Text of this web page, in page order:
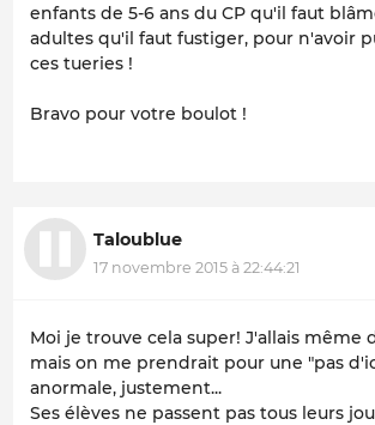
enfants de 5-6 ans du CP qu'il faut
adultes qu'il faut fustiger, pour n'avoir
ces tueries !
Bravo pour votre boulot !
Taloublue
17 novembre 2015 à 22:44:21
Moi je trouve cela super! J'allais même
mais on me prendrait pour une "pas
anormale, justement...
Ses élèves ne passent pas tous leurs